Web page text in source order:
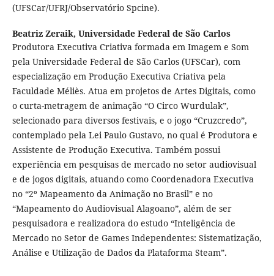
(UFSCar/UFRJ/Observatório Spcine).
Beatriz Zeraik, Universidade Federal de São Carlos
Produtora Executiva Criativa formada em Imagem e Som
pela Universidade Federal de São Carlos (UFSCar), com
especialização em Produção Executiva Criativa pela
Faculdade Méliès. Atua em projetos de Artes Digitais, como
o curta-metragem de animação “O Circo Wurdulak”,
selecionado para diversos festivais, e o jogo “Cruzcredo”,
contemplado pela Lei Paulo Gustavo, no qual é Produtora e
Assistente de Produção Executiva. Também possui
experiência em pesquisas de mercado no setor audiovisual
e de jogos digitais, atuando como Coordenadora Executiva
no “2º Mapeamento da Animação no Brasil” e no
“Mapeamento do Audiovisual Alagoano”, além de ser
pesquisadora e realizadora do estudo “Inteligência de
Mercado no Setor de Games Independentes: Sistematização,
Análise e Utilização de Dados da Plataforma Steam”.